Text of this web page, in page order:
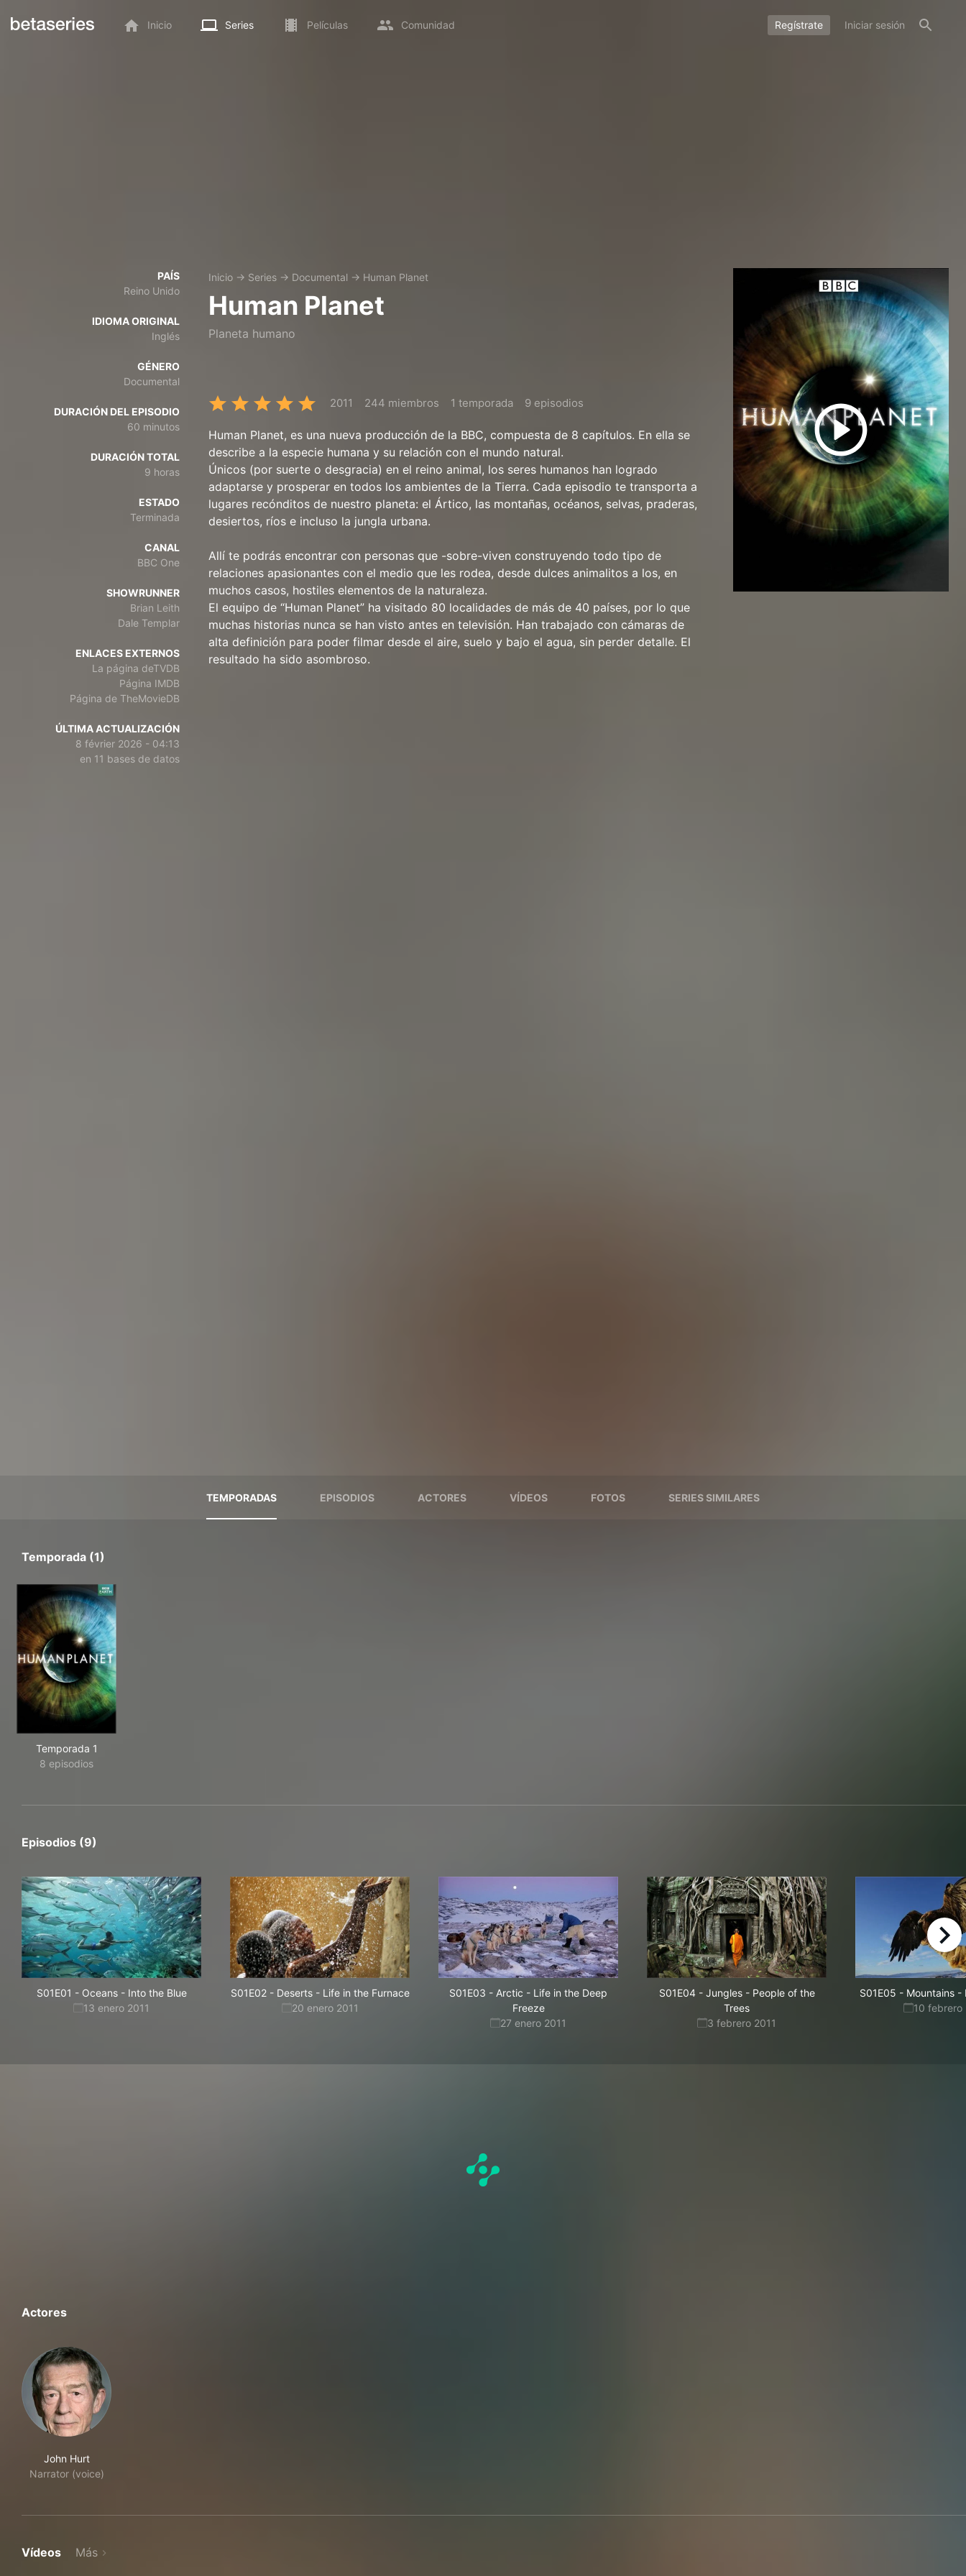
Inicio Series Películas Comunidad Regístrate Iniciar sesión
PAÍS
Reino Unido
IDIOMA ORIGINAL
Inglés
GÉNERO
Documental
DURACIÓN DEL EPISODIO
60 minutos
DURACIÓN TOTAL
9 horas
ESTADO
Terminada
CANAL
BBC One
SHOWRUNNER
Brian Leith
Dale Templar
ENLACES EXTERNOS
La página deTVDB
Página IMDB
Página de TheMovieDB
ÚLTIMA ACTUALIZACIÓN
8 février 2026 - 04:13
en 11 bases de datos
Inicio → Series → Documental → Human Planet
Human Planet
Planeta humano
2011 244 miembros 1 temporada 9 episodios
Human Planet, es una nueva producción de la BBC, compuesta de 8 capítulos. En ella se
describe a la especie humana y su relación con el mundo natural.
Únicos (por suerte o desgracia) en el reino animal, los seres humanos han logrado
adaptarse y prosperar en todos los ambientes de la Tierra. Cada episodio te transporta a
lugares recónditos de nuestro planeta: el Ártico, las montañas, océanos, selvas, praderas,
desiertos, ríos e incluso la jungla urbana.
Allí te podrás encontrar con personas que -sobre-viven construyendo todo tipo de
relaciones apasionantes con el medio que les rodea, desde dulces animalitos a los, en
muchos casos, hostiles elementos de la naturaleza.
El equipo de “Human Planet” ha visitado 80 localidades de más de 40 países, por lo que
muchas historias nunca se han visto antes en televisión. Han trabajado con cámaras de
alta definición para poder filmar desde el aire, suelo y bajo el agua, sin perder detalle. El
resultado ha sido asombroso.
TEMPORADAS EPISODIOS ACTORES VÍDEOS FOTOS SERIES SIMILARES
Temporada (1)
Temporada 1
8 episodios
Episodios (9)
S01E01 - Oceans - Into the Blue
13 enero 2011
S01E02- Deserts - Life in the Furnace
20 enero 2011
S01E03 - Arctic - Life in the Deep
Freeze
27 enero 2011
S01E04- Jungles - People of the
Trees
3 febrero 2011
S01E05 - Mountains -
10 febrero
right
Actores
John Hurt
Narrator (voice)
Vídeos Más